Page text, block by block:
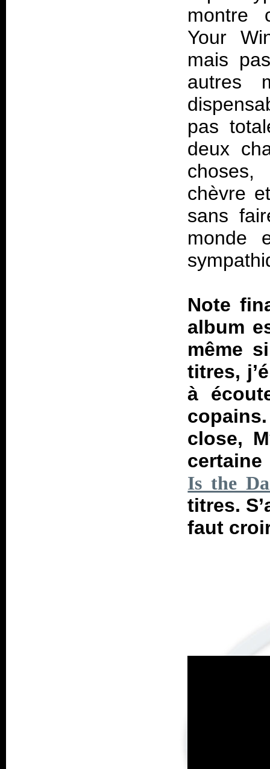
montre
Your
mais
autres
pas
deux
chèvre
sans
monde
Note
album
même
titres,
à
close,
Is the
titres.
faut